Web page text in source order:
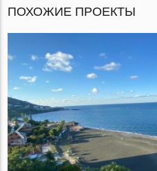
ПОХОЖИЕ ПРОЕКТЫ